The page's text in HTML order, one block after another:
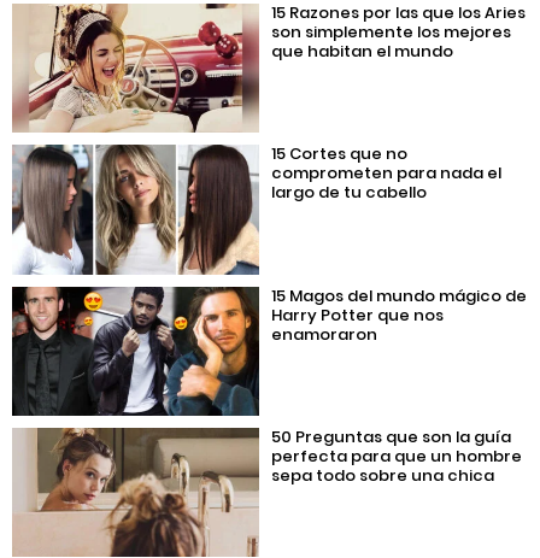
15 Razones por las que los Aries
son simplemente los mejores
que habitan el mundo
15 Cortes que no
comprometen para nada el
largo de tu cabello
15 Magos del mundo mágico de
Harry Potter que nos
enamoraron
50 Preguntas que son la guía
perfecta para que un hombre
sepa todo sobre una chica